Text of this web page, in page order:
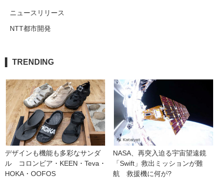
ニュースリリース
NTT都市開発
TRENDING
デザインも機能も多彩なサンダ
ル　コロンビア・KEEN・Teva・
HOKA・OOFOS
NASA、再突入迫る宇宙望遠鏡
「Swift」救出ミッションが難
航　救援機に何が?